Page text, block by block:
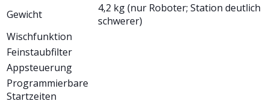
Gewicht
4,2 kg (nur Roboter; Station deutlich
schwerer)
Wischfunktion
Feinstaubfilter
Appsteuerung
Programmierbare
Startzeiten